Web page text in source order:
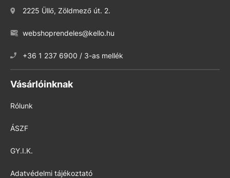
2225 Üllő, Zöldmező út. 2.
webshoprendeles@kello.hu
+36 1 237 6900 / 3-as mellék
Vásárlóinknak
Rólunk
ÁSZF
GY.I.K.
Adatvédelmi tájékoztató